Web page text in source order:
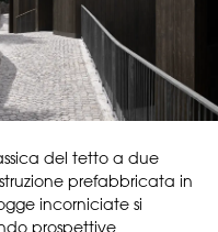
del tetto a due
prefabbricata in
incorniciate si
prospettive